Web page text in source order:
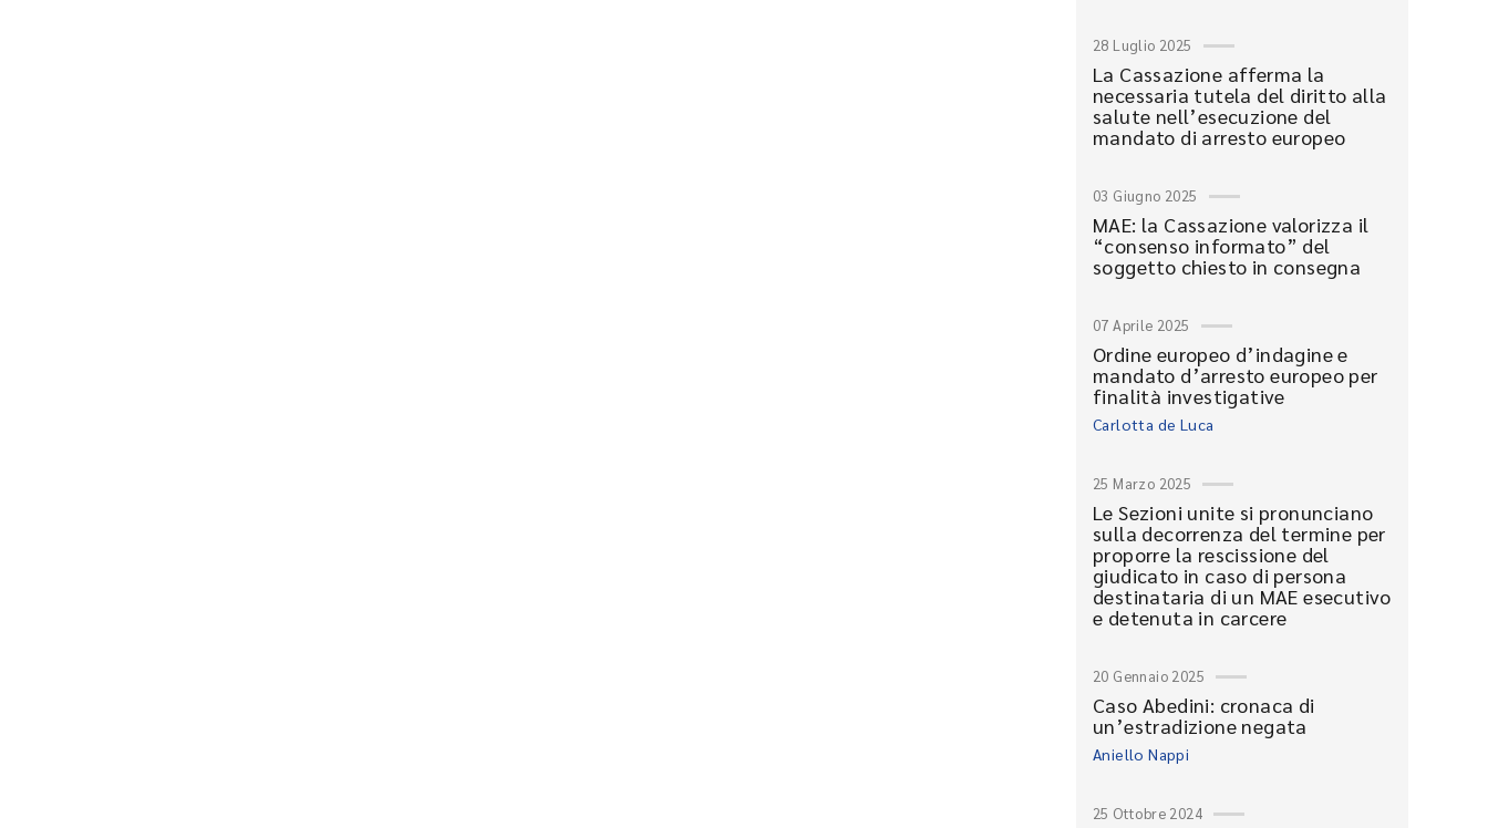
28 Luglio 2025
La Cassazione afferma la
necessaria tutela del diritto alla
salute nell’esecuzione del
mandato di arresto europeo
03 Giugno 2025
MAE: la Cassazione valorizza il
“consenso informato” del
soggetto chiesto in consegna
07 Aprile 2025
Ordine europeo d’indagine e
mandato d’arresto europeo per
finalità investigative
Carlotta de Luca
25 Marzo 2025
Le Sezioni unite si pronunciano
sulla decorrenza del termine per
proporre la rescissione del
giudicato in caso di persona
destinataria di un MAE esecutivo
e detenuta in carcere
20 Gennaio 2025
Caso Abedini: cronaca di
un’estradizione negata
Aniello Nappi
25 Ottobre 2024